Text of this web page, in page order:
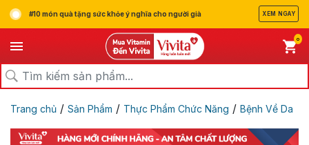
#10 món quà tặng sức khỏe ý nghĩa cho người già XEM NGAY
0
Trang chủ / Sản Phẩm / Thực Phẩm Chức Năng / Bệnh Về Da